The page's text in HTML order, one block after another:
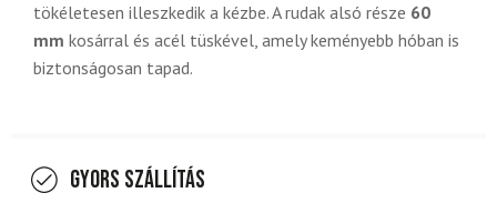
tökéletesen illeszkedik a kézbe. A rudak alsó része 60
mm kosárral és acél tüskével, amely keményebb hóban is
biztonságosan tapad.
Gyors szállítás